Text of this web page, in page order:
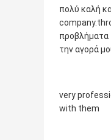
πολύ καλή
προβλήματα
την αγορά
very
with them